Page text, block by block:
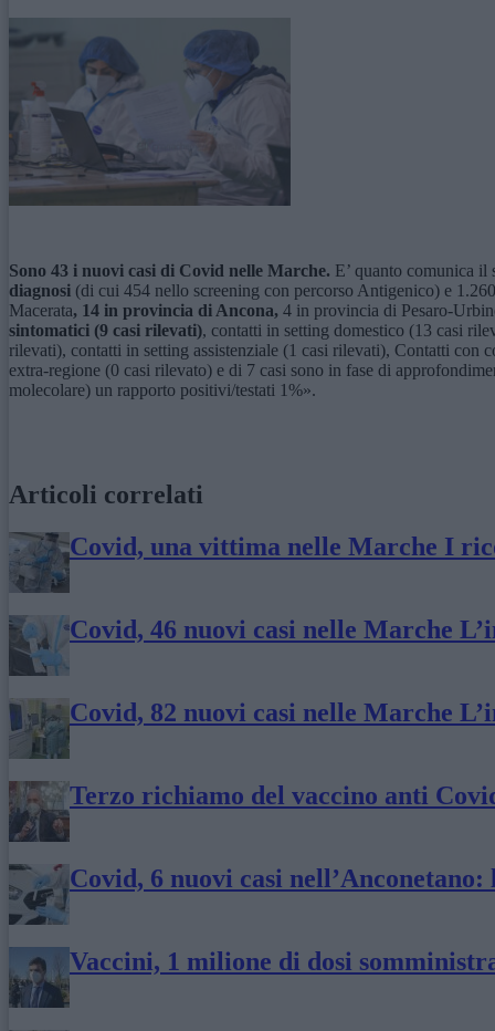
Sono 43 i nuovi casi di Covid nelle Marche. E’ quanto comunica
diagnosi (di cui 454 nello screening con percorso Antigenico) e
Macerata, 14 in provincia di Ancona, 4 in provincia di Pesaro-
sintomatici (9 casi rilevati), contatti in setting domestico (13 casi
rilevati), contatti in setting assistenziale (1 casi rilevati), Contatti
extra-regione (0 casi rilevato) e di 7 casi sono in fase di
molecolare) un rapporto positivi/testati 1%».
Articoli correlati
Covid, una vittima nelle Marche I
Covid, 46 nuovi casi nelle Marche
Covid, 82 nuovi casi nelle Marche
Terzo richiamo del vaccino anti
Covid, 6 nuovi casi
Vaccini, 1 milione di dosi